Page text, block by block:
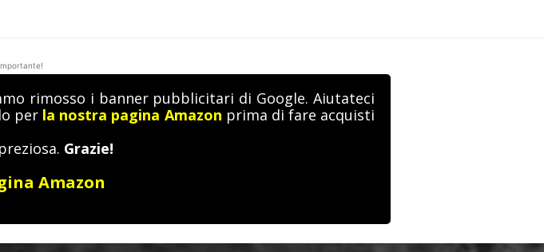
MediterraneoAntico
rimosso i banner pubblicitari di Google. Aiutateci
per la nostra pagina Amazon prima di fare acquisti
Grazie!
Amazon